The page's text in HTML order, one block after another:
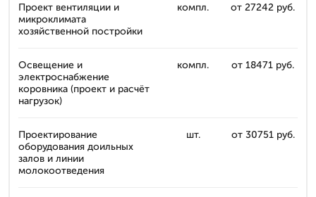
Проект вентиляции и
микроклимата
хозяйственной постройки
компл. от 27242 руб.
Освещение и
электроснабжение
коровника (проект и расчёт
нагрузок)
компл. от 18471 руб.
Проектирование
оборудования доильных
залов и линии
молокоотведения
шт. от 30751 руб.